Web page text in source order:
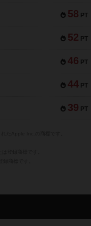
58 PT
52 PT
46 PT
44 PT
39 PT